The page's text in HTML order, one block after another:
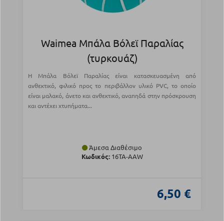
Waimea Μπάλα Βόλεϊ Παραλίας
(τυρκουάζ)
Η Μπάλα Βόλεϊ Παραλίας είναι κατασκευασμένη από
ανθεκτικό, φιλικό προς το περιβάλλον υλικό PVC, το οποίο
είναι μαλακό, άνετο και ανθεκτικό, αναπηδά στην πρόσκρουση
και αντέχει χτυπήματα...
Άμεσα Διαθέσιμο
Κωδικός:16TA-AAW
6,50 €